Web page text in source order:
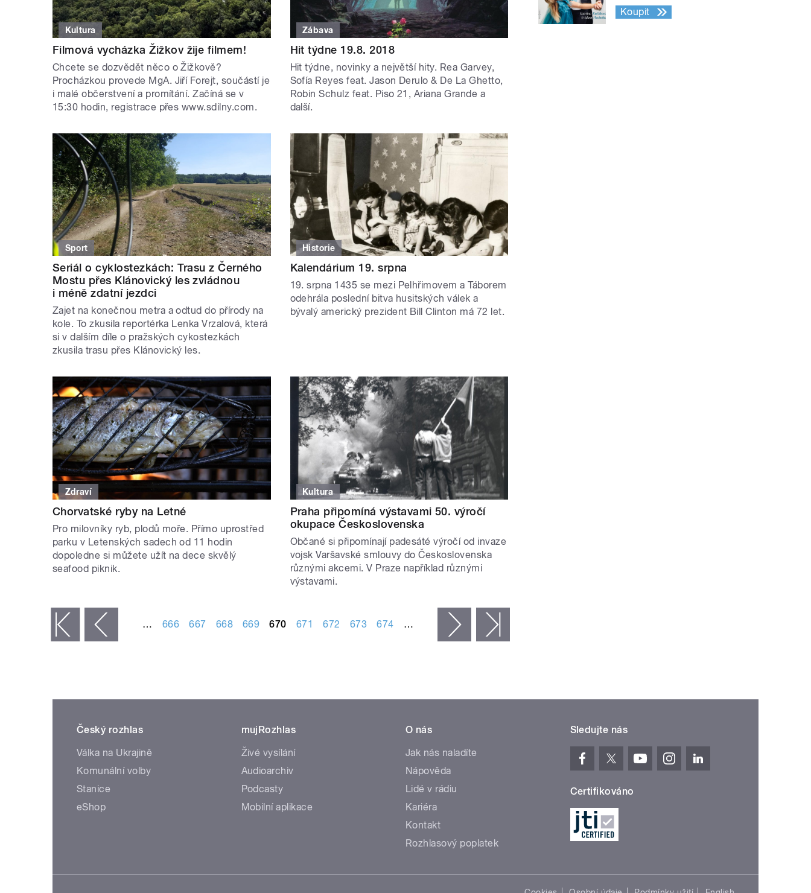
Kultura
Filmová vycházka Žižkov žije filmem!
Chcete se dozvědět něco o Žižkově?
Procházkou provede MgA. Jiří Forejt, součástí je
i malé občerstvení a promítání. Začíná se v
15:30 hodin, registrace přes www.sdilny.com.
Zábava
Hit týdne 19.8. 2018
Hit týdne, novinky a největší hity. Rea Garvey,
Sofía Reyes feat. Jason Derulo & De La Ghetto,
Robin Schulz feat. Piso 21, Ariana Grande a
další.
Sport
Seriál o cyklostezkách: Trasu z Černého
Mostu přes Klánovický les zvládnou
i méně zdatní jezdci
Zajet na konečnou metra a odtud do přírody na
kole. To zkusila reportérka Lenka Vrzalová, která
si v dalším díle o pražských cykostezkách
zkusila trasu přes Klánovický les.
Historie
Kalendárium 19. srpna
19. srpna 1435 se mezi Pelhřimovem a Táborem
odehrála poslední bitva husitských válek a
bývalý americký prezident Bill Clinton má 72 let.
Zdraví
Chorvatské ryby na Letné
Pro milovníky ryb, plodů moře. Přímo uprostřed
parku v Letenských sadech od 11 hodin
dopoledne si můžete užít na dece skvělý
seafood piknik.
Kultura
Praha připomíná výstavami 50. výročí
okupace Československa
Občané si připomínají padesáté výročí od invaze
vojsk Varšavské smlouvy do Československa
různými akcemi. V Praze například různými
výstavami.
‹ předchozí … 666 667 668 669 670 671 672 673 674 … následující ›
Koupit
Český rozhlas
Válka na Ukrajině
Komunální volby
Stanice
eShop
mujRozhlas
Živé vysílání
Audioarchiv
Podcasty
Mobilní aplikace
O nás
Jak nás naladíte
Nápověda
Lidé v rádiu
Kariéra
Kontakt
Rozhlasový poplatek
Sledujte nás
Certifikováno